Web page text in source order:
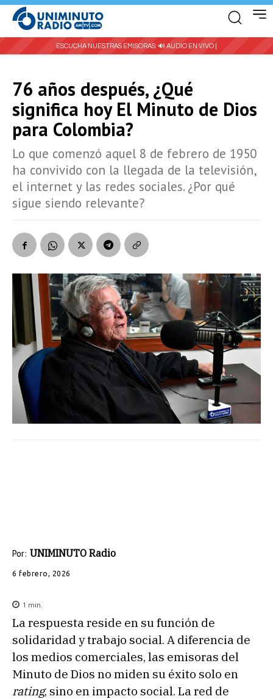
ESCUCHA NUESTRAS EMISORAS: 🔊 AUDIO EN VIVO |
76 años después, ¿Qué
significa hoy El Minuto de Dios
para Colombia?
Lo que comenzó aquel 8 de febrero de 1950
ha convivido con la llegada de la televisión,
el internet y las redes sociales. ¿Por qué
sigue siendo relevante?
Por: UNIMINUTO Radio
6 febrero, 2026
1 min.
La respuesta reside en su función de
solidaridad y trabajo social. A diferencia de
los medios comerciales, las emisoras del
Minuto de Dios no miden su éxito solo en
rating, sino en impacto social. La red de